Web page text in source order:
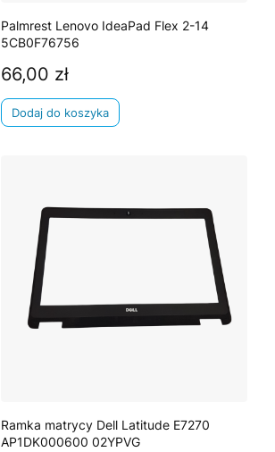
Palmrest Lenovo IdeaPad Flex 2-14
5CB0F76756
Cena
66,00 zł
Dodaj do koszyka
Ramka matrycy Dell Latitude E7270
AP1DK000600 02YPVG